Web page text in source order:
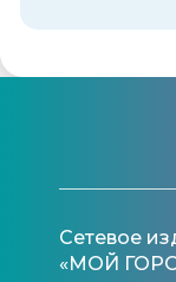
Сетевое
«МОЙ